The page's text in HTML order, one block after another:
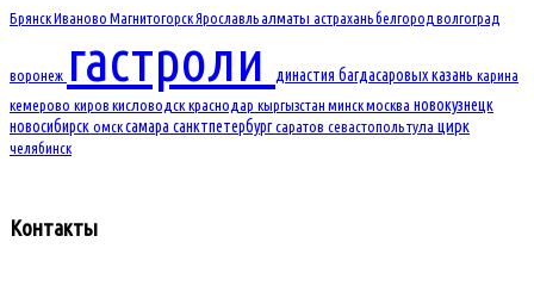
БрянскИваново МагнитогорскЯрославльалматы астраханьбелгород волгоград
воронеж гастроли династия багдасаровыхказань карина
кемерово киров кисловодск краснодар кыргызстан минскмосква новокузнецк
новосибирск омсксамара санктпетербургсаратов севастопольтула цирк
челябинск
Контакты